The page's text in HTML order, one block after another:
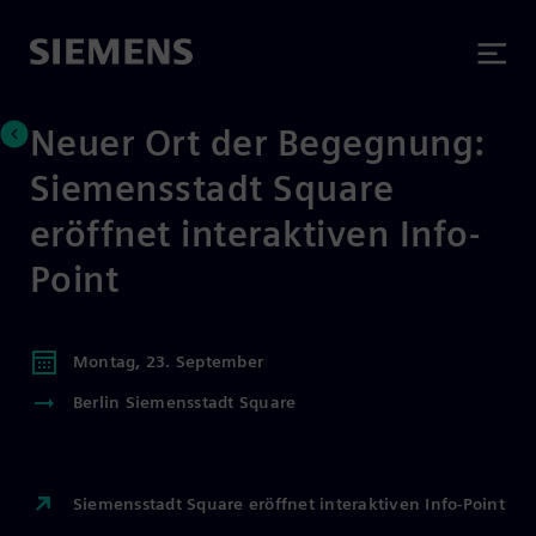
Neuer Ort der Begegnung:
Siemensstadt Square
eröffnet interaktiven Info-
Point
Montag, 23. September
Berlin Siemensstadt Square
Siemensstadt Square eröffnet interaktiven Info-Point